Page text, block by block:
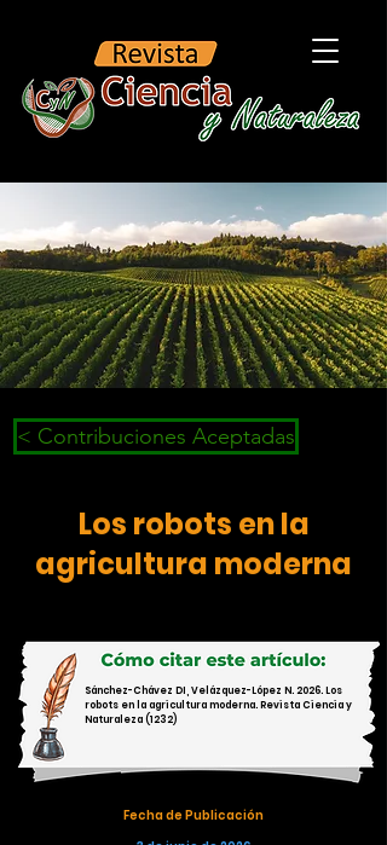
< Contribuciones Aceptadas
Los robots en la
agricultura moderna
Sánchez-Chávez DI, Velázquez-López N. 2026. Los
robots en la agricultura moderna. Revista Ciencia y
Naturaleza (1232)
Fecha de Publicación